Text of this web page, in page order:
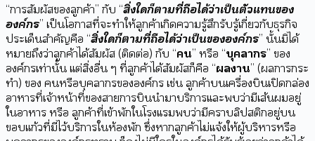
“การสัมผัสของลูกค้า” กับ “สิ่งใดก็ตามที่ถือได้ว่าเป็นตัวแทนของ
องค์กร” เป็นโอกาสที่จะทำให้ลูกค้าเกิดความรู้สึกรับรู้เกี่ยวกับธุรกิจ
ประเด็นสำคัญคือ “สิ่งใดก็ตามที่ถือได้ว่าเป็นขององค์กร” นั้นมิได้
หมายถึงว่าลูกค้าได้สัมผัส (ติดต่อ) กับ “คน” หรือ “บุคลากร” ของ
องค์กรเท่านั้น แต่สิ่งอื่น ๆ ที่ลูกค้าได้สัมผัสก็คือ “ผลงาน” (ผลการกระ
ทำ) ของ คนหรือบุคลากรขององค์กร เช่น ลูกค้าบนเครื่องบินเปิดกล่อง
อาหารที่เจ้าหน้าที่ของสายการบินนำมาบริการและพบว่ามีเส้นผมอยู่
ในอาหาร หรือ ลูกค้าที่เข้าพักในโรงแรมพบว่ามีคราบลิปสติกอยู่บน
ขอบแก้วที่มีไว้บริการในห้องพัก ซึ่งหากลูกค้าไม่แจ้งให้ผู้บริหารหรือ